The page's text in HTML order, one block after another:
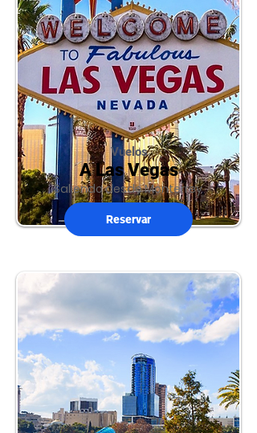
Vuelos
A Las Vegas
Saliendo desde Monterrey
Reservar